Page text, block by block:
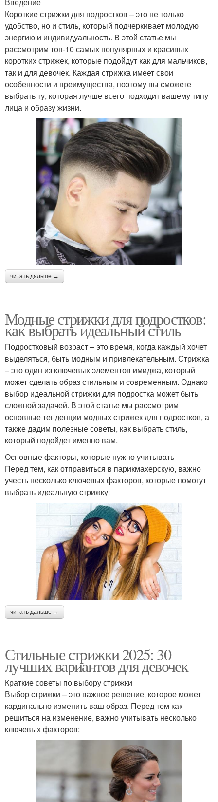
Короткие стрижки для подростков – это не только
удобство, но и стиль, который подчеркивает молодую
энергию и индивидуальность. В этой статье мы
рассмотрим топ-10 самых популярных и красивых
коротких стрижек, которые подойдут как для мальчиков,
так и для девочек. Каждая стрижка имеет свои
особенности и преимущества, поэтому вы сможете
выбрать ту, которая лучше всего подходит вашему типу
лица и образу жизни.
читать дальше →
Модные стрижки для подростков:
как выбрать идеальный стиль
Подростковый возраст – это время, когда каждый хочет
выделяться, быть модным и привлекательным. Стрижка
– это один из ключевых элементов имиджа, который
может сделать образ стильным и современным. Однако
выбор идеальной стрижки для подростка может быть
сложной задачей. В этой статье мы рассмотрим
основные тенденции модных стрижек для подростков, а
также дадим полезные советы, как выбрать стиль,
который подойдет именно вам.
Основные факторы, которые нужно учитывать
Перед тем, как отправиться в парикмахерскую, важно
учесть несколько ключевых факторов, которые помогут
выбрать идеальную стрижку:
читать дальше →
Стильные стрижки 2025: 30
лучших вариантов для девочек
Краткие советы по выбору стрижки
Выбор стрижки – это важное решение, которое может
кардинально изменить ваш образ. Перед тем как
решиться на изменение, важно учитывать несколько
ключевых факторов: